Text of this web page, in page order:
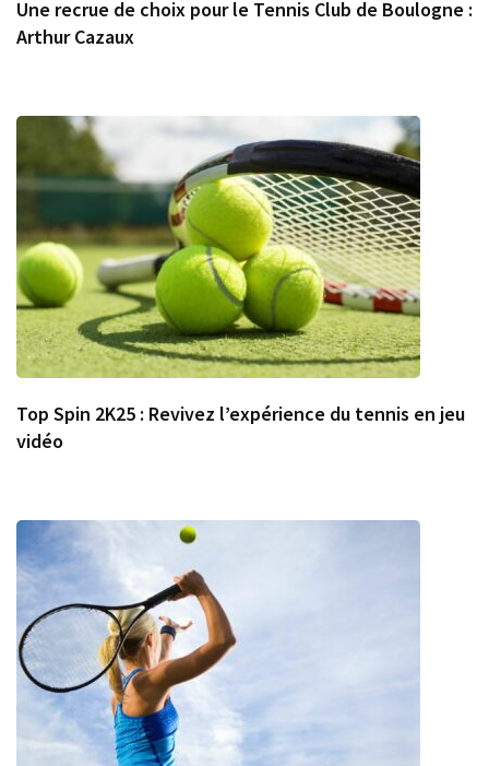
Une recrue de choix pour le Tennis Club de Boulogne :
Arthur Cazaux
Top Spin 2K25 : Revivez l’expérience du tennis en jeu
vidéo